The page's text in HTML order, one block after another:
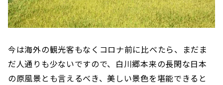
今は海外の観光客もなくコロナ前に比べたら、まだま
だ人通りも少ないですので、白川郷本来の長閑な日本
の原風景とも言えるべき、美しい景色を堪能できると